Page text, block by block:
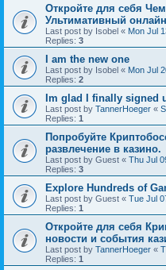
Откройте для себя
Ультимативный
Last post by Isobel « Mon Jul
Replies: 3
I am the new one
Last post by Isobel « Mon Jul
Replies: 2
Im glad I finally signed
Last post by TannerHoeger «
Replies: 1
Попробуйте
развлечение в казино.
Last post by Guest « Thu Jul
Replies: 3
Explore Hundreds of
Last post by Guest « Tue Jul
Replies: 1
Откройте для себя
новости и события
Last post by TannerHoeger «
Replies: 1